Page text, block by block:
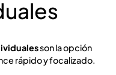
son la opción
rápido y focalizado.